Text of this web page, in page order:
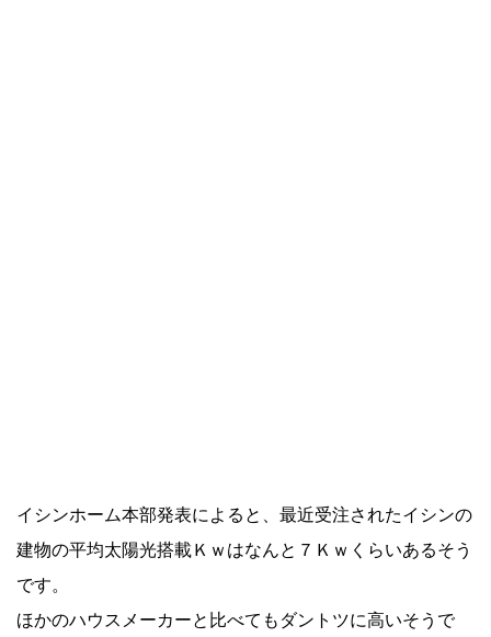
イシンホーム本部発表によると、最近受注されたイシンの
建物の平均太陽光搭載Ｋｗはなんと７Ｋｗくらいあるそう
です。
ほかのハウスメーカーと比べてもダントツに高いそうで